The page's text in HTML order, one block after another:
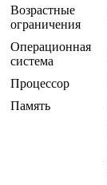
Возрастные
ограничения
Операционная
система
Процессор
Память